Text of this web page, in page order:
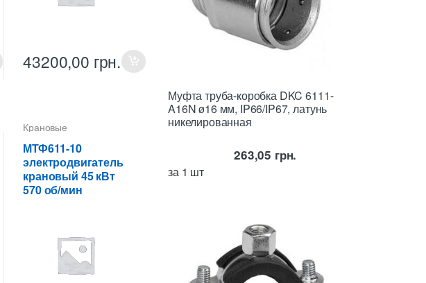
43200,00 грн.
Крановые
электродвигатели
МТФ611-10
электродвигатель
крановый 45 кВт
570 об/мин
Муфта труба-коробка DKC 6111-
A16N ø16 мм, IP66/IP67, латунь
никелированная
263,05 грн.
за 1 шт